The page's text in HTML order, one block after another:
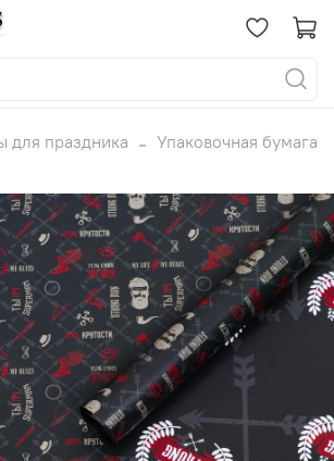
для праздника Упаковочная бумага